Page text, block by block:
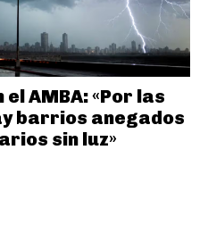
AMBA: «Por las
barrios anegados
sin luz»